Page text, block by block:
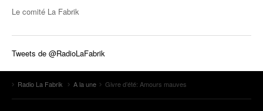
Le comité La Fabrik
Tweets de @RadioLaFabrik
Radio La Fabrik A la une Givre d’été: Amours mauves